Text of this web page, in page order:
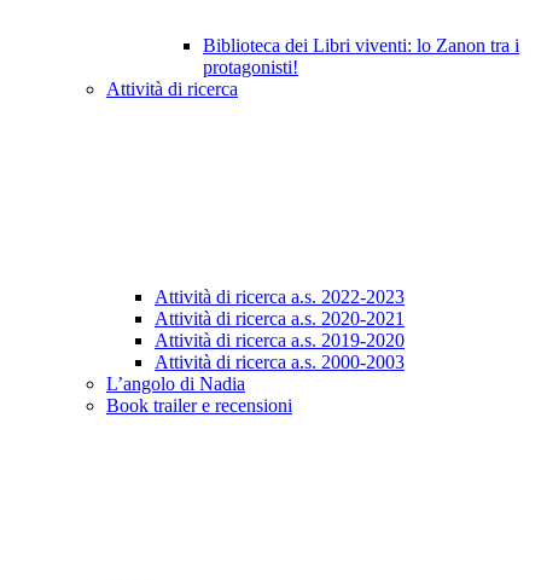
Biblioteca dei Libri viventi: lo Zanon tra i
protagonisti!
Attività di ricerca
Attività di ricerca a.s. 2022-2023
Attività di ricerca a.s. 2020-2021
Attività di ricerca a.s. 2019-2020
Attività di ricerca a.s. 2000-2003
L’angolo di Nadia
Book trailer e recensioni